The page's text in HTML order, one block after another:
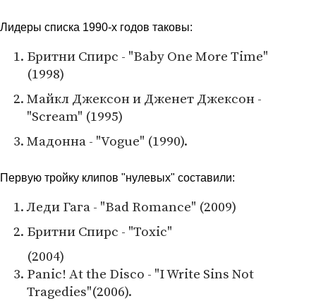
Лидеры списка 1990-х годов таковы:
Бритни Спирс - "Baby One More Time"
(1998)
Майкл Джексон и Дженет Джексон -
"Scream" (1995)
Мадонна - "Vogue" (1990).
Первую тройку клипов "нулевых" составили:
Леди Гага - "Bad Romance" (2009)
Бритни Спирс - "Toxic"
(2004)
Panic! At the Disco - "I Write Sins Not
Tragedies"(2006).